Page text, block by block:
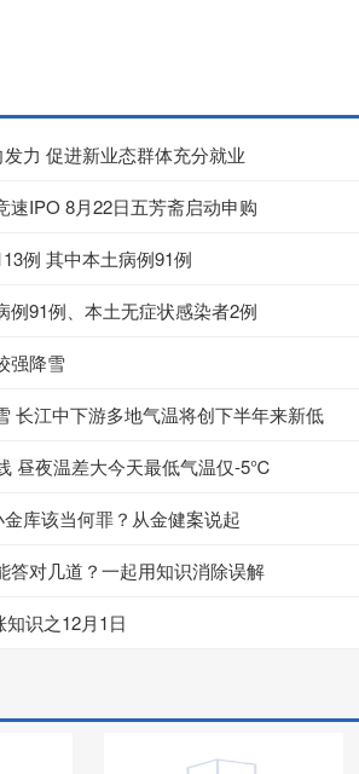
发力 促进新业态群体充分就业
速IPO 8月22日五芳斋启动申购
例 其中本土病例91例
例91例、本土无症状感染者2例
强降雪
长江中下游多地气温将创下半年来新低
昼夜温差大今天最低气温仅-5℃
金库该当何罪？从金健案说起
答对几道？一起用知识消除误解
识之12月1日